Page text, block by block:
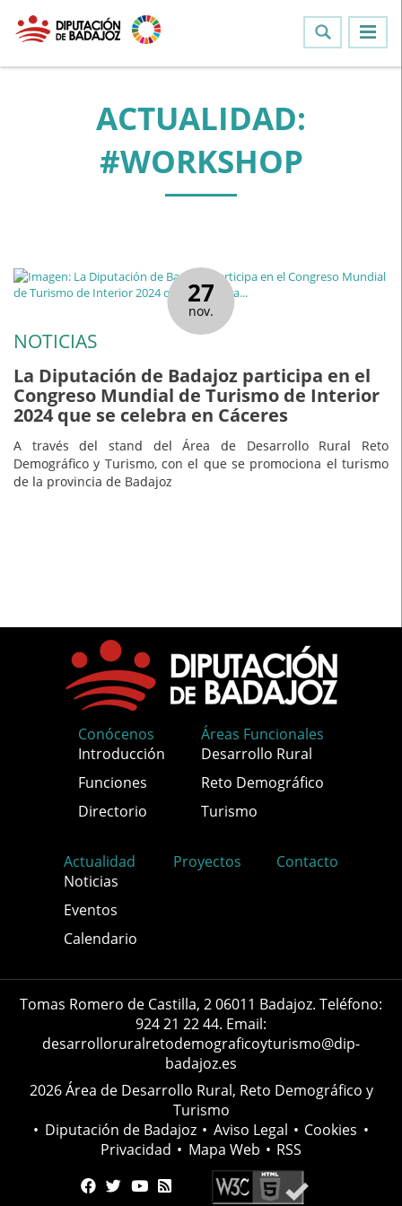
ACTUALIDAD:
#WORKSHOP
27
nov.
NOTICIAS
La Diputación de Badajoz participa en el
Congreso Mundial de Turismo de Interior
2024 que se celebra en Cáceres
A través del stand del Área de Desarrollo Rural Reto
Demográfico y Turismo, con el que se promociona el turismo
de la provincia de Badajoz
Conócenos
Introducción
Funciones
Directorio
Áreas Funcionales
Desarrollo Rural
Reto Demográfico
Turismo
Actualidad
Noticias
Eventos
Calendario
Proyectos Contacto
Tomas Romero de Castilla, 2 06011 Badajoz. Teléfono:
924 21 22 44. Email:
desarrolloruralretodemograficoyturismo@dip-
badajoz.es
2026 Área de Desarrollo Rural, Reto Demográfico y
Turismo
• Diputación de Badajoz • Aviso Legal • Cookies •
Privacidad • Mapa Web • RSS